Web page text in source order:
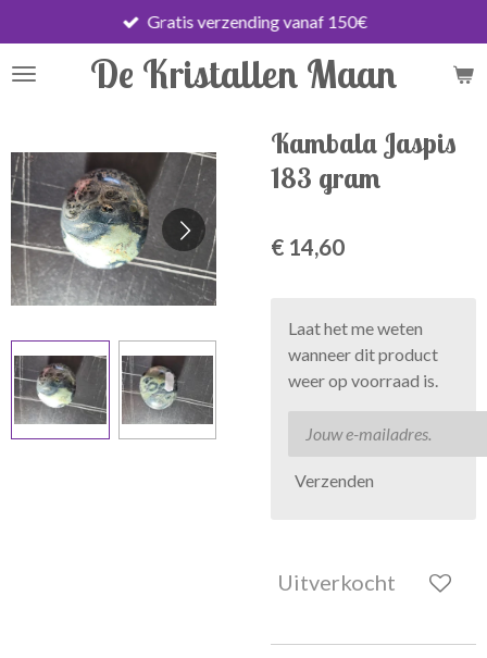
direct
naar
De Kristallen Maan
Gratis verzending vanaf 150€
Kambala Jaspis
183 gram
€ 14,60
Laat het me weten
wanneer dit product
weer op voorraad is.
Verzenden
Uitverkocht